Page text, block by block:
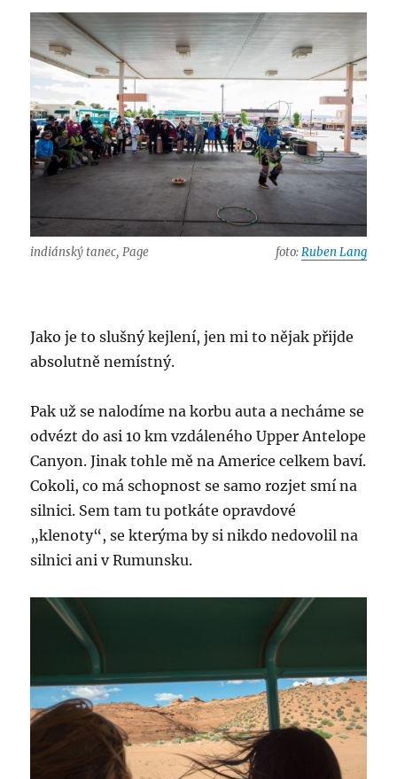
indiánský tanec, Page foto:Ruben Lang
Jako je to slušný kejlení, jen mi to nějak přijde
absolutně nemístný.
Pak už se nalodíme na korbu auta a necháme se
odvézt do asi 10 km vzdáleného Upper Antelope
Canyon. Jinak tohle mě na Americe celkem baví.
Cokoli, co má schopnost se samo rozjet smí na
silnici. Sem tam tu potkáte opravdové
„klenoty“, se kterýma by si nikdo nedovolil na
silnici ani v Rumunsku.